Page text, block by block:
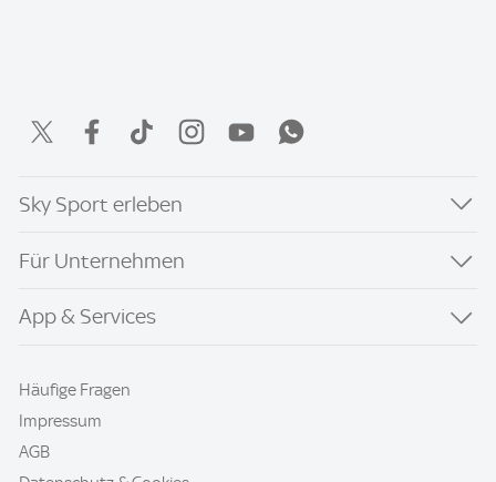
Sky Sport erleben
Für Unternehmen
App & Services
Häufige Fragen
Impressum
AGB